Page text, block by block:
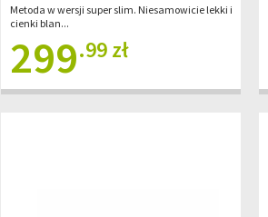
Metoda w wersji super slim. Niesamowicie lekki i
cienki blan...
299.99 zł